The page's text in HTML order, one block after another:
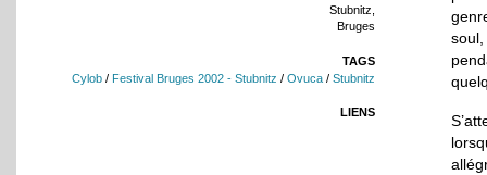
Stubnitz,
Bruges
TAGS
Cylob / Festival Bruges 2002 - Stubnitz / Ovuca / Stubnitz
LIENS